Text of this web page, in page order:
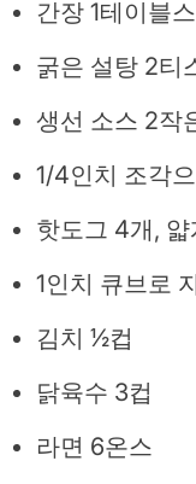
간장 1테이블
굵은 설탕 2티
생선 소스 2작
1/4인치 조각
핫도그 4개, 얇
1인치 큐브로
김치 ½컵
닭육수 3컵
라면 6온스